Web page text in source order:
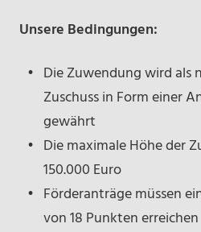
Unsere Bedingungen:
Die Zuwendung wird als
Zuschuss in Form einer
gewährt
Die maximale Höhe der
150.000 Euro
Förderanträge müssen
von 18 Punkten erreichen